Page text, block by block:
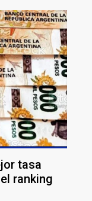
tasa
ranking